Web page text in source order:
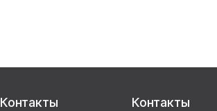
Контакты
Контакты